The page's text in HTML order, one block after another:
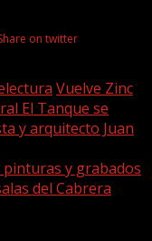
Vuelve Zinc
El Tanque se
y arquitecto Juan
y grabados
del Cabrera